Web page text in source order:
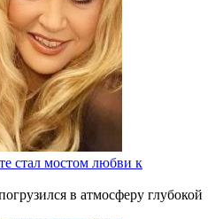
стал мостом любви к
в атмосферу глубокой